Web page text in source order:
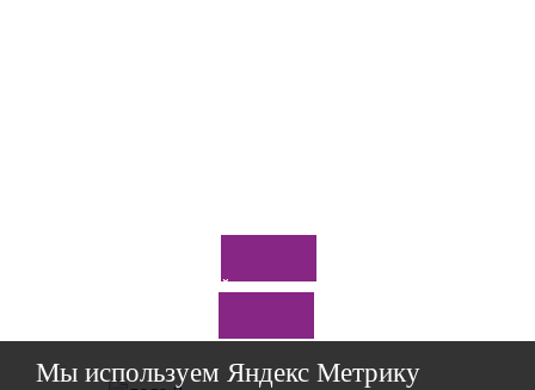
Задайте нам вопрос
Мы используем Яндекс Метрику